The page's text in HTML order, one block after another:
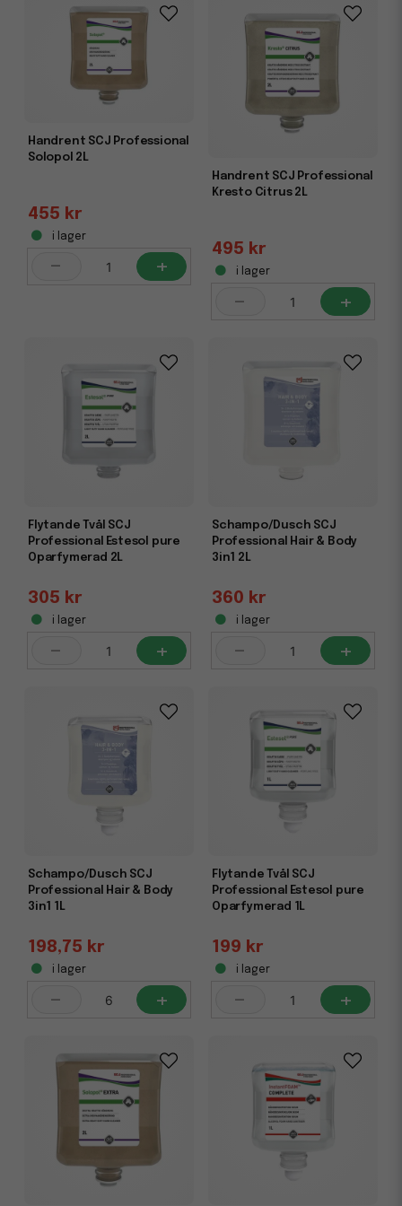
komplettera din beställning rekommenderar vi även att
titta på våra kategorier för
Handkräm & Handrentoch
Tvål flytande.
Handrent SCJ Professional
Solopol 2L
455 kr
i lager
- +
Handrent SCJ Professional
Kresto Citrus 2L
495 kr
i lager
- +
Flytande Tvål SCJ
Professional Estesol pure
Oparfymerad 2L
305 kr
i lager
- +
Schampo/Dusch SCJ
Professional Hair & Body
3in1 2L
360 kr
i lager
- +
Schampo/Dusch SCJ
Professional Hair & Body
3in1 1L
198,75 kr
i lager
- +
Flytande Tvål SCJ
Professional Estesol pure
Oparfymerad 1L
199 kr
i lager
- +